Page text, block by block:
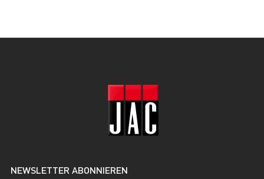
NEWSLETTER ABONNIEREN